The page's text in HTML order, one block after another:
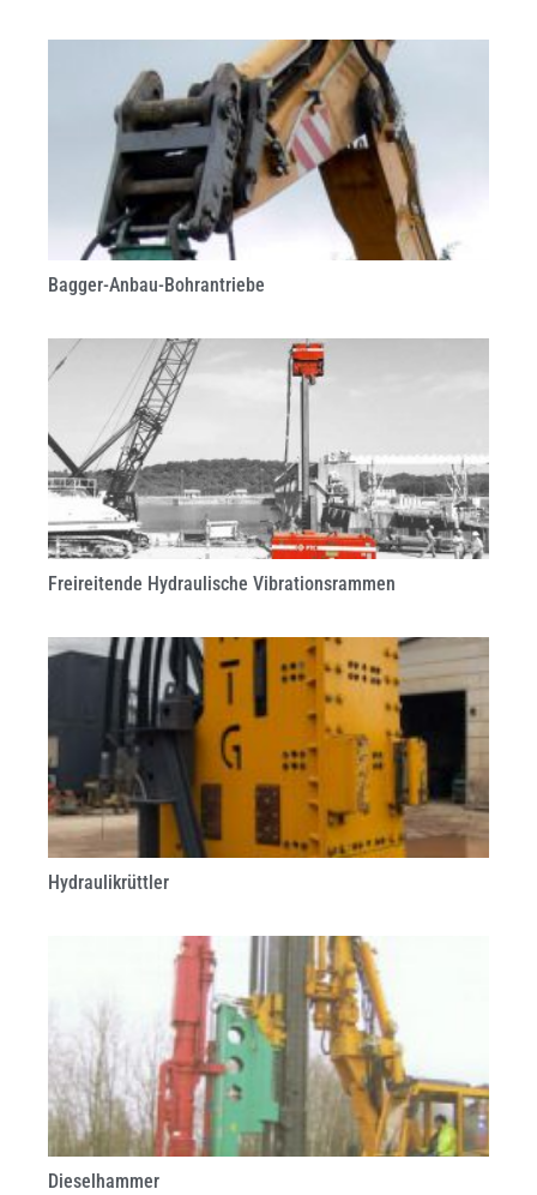
Bagger-Anbau-Bohrantriebe
Freireitende Hydraulische Vibrationsrammen
Hydraulikrüttler
Dieselhammer